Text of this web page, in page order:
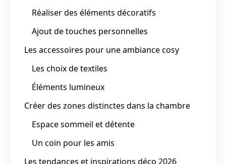
Réaliser des éléments décoratifs
Ajout de touches personnelles
Les accessoires pour une ambiance cosy
Les choix de textiles
Éléments lumineux
Créer des zones distinctes dans la chambre
Espace sommeil et détente
Un coin pour les amis
Les tendances et inspirations déco 2026